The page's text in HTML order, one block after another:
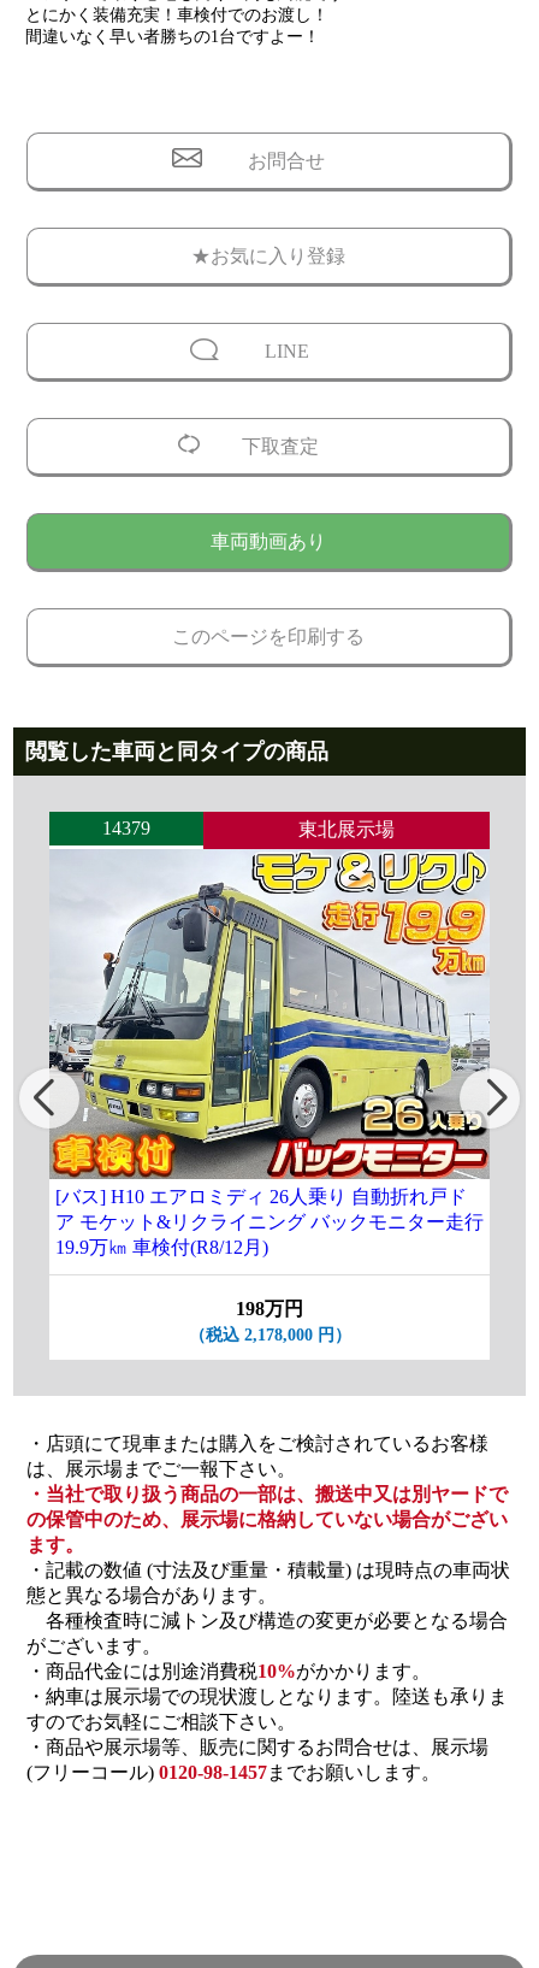
とにかく装備充実！車検付でのお渡し！
間違いなく早い者勝ちの1台ですよー！
お問合せ
★お気に入り登録
LINE
下取査定
車両動画あり
このページを印刷する
閲覧した車両と同タイプの商品
14379 東北展示場
[バス] H10 エアロミディ 26人乗り 自動折れ戸ド
ア モケット&リクライニング バックモニター走行
19.9万㎞ 車検付(R8/12月)
198万円
（税込 2,178,000 円）
・店頭にて現車または購入をご検討されているお客様
は、展示場までご一報下さい。
・当社で取り扱う商品の一部は、搬送中又は別ヤードで
の保管中のため、展示場に格納していない場合がござい
ます。
・記載の数値 (寸法及び重量・積載量) は現時点の車両状
態と異なる場合があります。
各種検査時に減トン及び構造の変更が必要となる場合
がございます。
・商品代金には別途消費税10%がかかります。
・納車は展示場での現状渡しとなります。陸送も承りま
すのでお気軽にご相談下さい。
・商品や展示場等、販売に関するお問合せは、展示場
(フリーコール) 0120-98-1457までお願いします。